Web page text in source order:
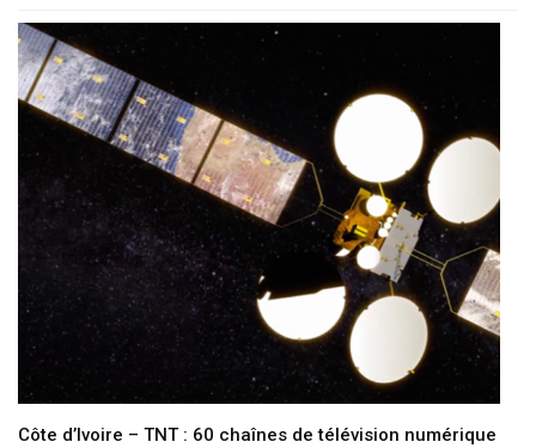
Côte d’Ivoire – TNT : 60 chaînes de télévision numérique